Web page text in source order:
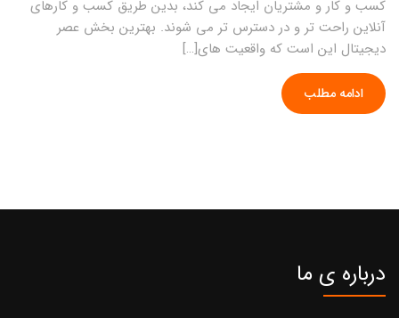
کسب و کار و مشتریان ایجاد می کند، بدین طریق کسب و کارهای
آنلاین راحت تر و در دسترس تر می شوند. بهترین بخش عصر
دیجیتال این است که واقعیت های[…]
ادامه مطلب
درباره ی ما